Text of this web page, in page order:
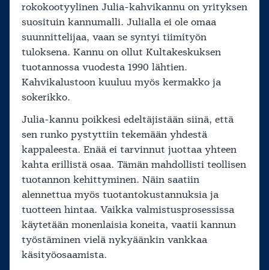
rokokootyylinen Julia-kahvikannu on yrityksen
suosituin kannumalli. Julialla ei ole omaa
suunnittelijaa, vaan se syntyi tiimityön
tuloksena. Kannu on ollut Kultakeskuksen
tuotannossa vuodesta 1990 lähtien.
Kahvikalustoon kuuluu myös kermakko ja
sokerikko.
Julia-kannu poikkesi edeltäjistään siinä, että
sen runko pystyttiin tekemään yhdestä
kappaleesta. Enää ei tarvinnut juottaa yhteen
kahta erillistä osaa. Tämän mahdollisti teollisen
tuotannon kehittyminen. Näin saatiin
alennettua myös tuotantokustannuksia ja
tuotteen hintaa. Vaikka valmistusprosessissa
käytetään monenlaisia koneita, vaatii kannun
työstäminen vielä nykyäänkin vankkaa
käsityöosaamista.